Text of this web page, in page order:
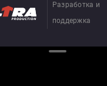
Разработка и
поддержка